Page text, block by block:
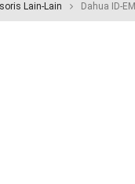
Lain-Lain Dahua ID-